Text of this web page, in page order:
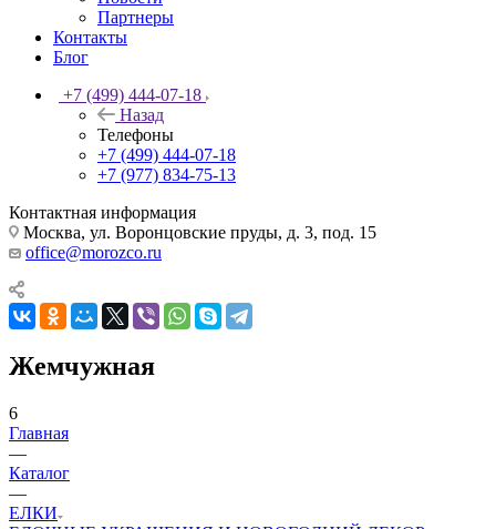
Партнеры
Контакты
Блог
+7 (499) 444-07-18
Назад
Телефоны
+7 (499) 444-07-18
+7 (977) 834-75-13
Контактная информация
Москва, ул. Воронцовские пруды, д. 3, под. 15
office@morozco.ru
Жемчужная
6
Главная
—
Каталог
—
ЕЛКИ